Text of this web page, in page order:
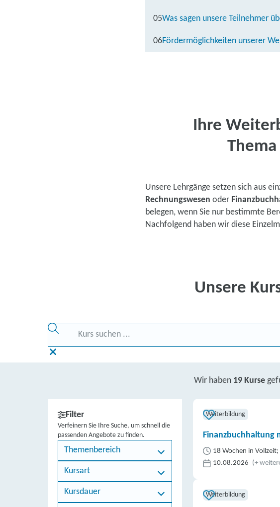
05Was sagen unsere Teilnehmer
06Fördermöglichkeiten unserer
Ihre
Unsere Lehrgänge setzen sich aus
Rechnungswesen oder
belegen, wenn Sie nur bestimmte
Nachfolgend haben wir diese
Unsere
Wir haben 19 Kurse
Filter
Verfeinern Sie Ihre Suche, um schnell die
passenden Angebote zu finden.
Themenbereich
Kursart
Kursdauer
Weiterbildung
Finanzbuchhaltung
18 Wochen in
10.08.2026 (+
Weiterbildung